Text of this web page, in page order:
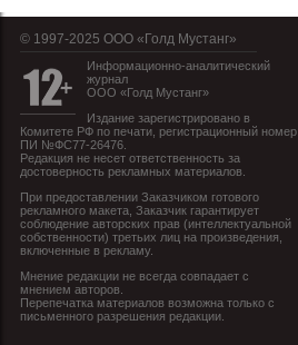
© 1997-2025 OOO «Голд Мустанг»
Информационно-аналитический
журнал
ООО «Голд Мустанг»
Издание зарегистрировано в
Комитете РФ по печати, регистрационный номер
ПИ №ФС77-26476.
Редакция не несет ответственность за
достоверность рекламных материалов.
При предоставлении Заказчиком готового
рекламного макета, Заказчик гарантирует
соблюдение авторских прав (интеллектуальной
собственности) третьих лиц на произведения,
включенные в рекламу.
Мнение редакции не всегда совпадает с
мнением авторов.
Перепечатка материалов возможна только с
письменного разрешения редакции.